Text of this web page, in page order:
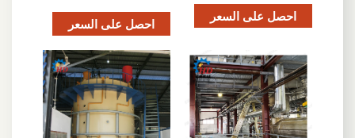
احصل على السعر احصل على السعر